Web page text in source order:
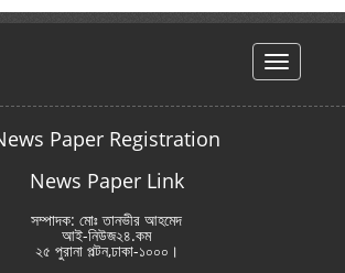
hello
Paper Registration
News Paper Link
সম্পাদক: মোঃ তানভীর আহমেদ
আই-নিউজ২৪.কম
২৫ পুরানা পল্টন,ঢাকা-১০০০।